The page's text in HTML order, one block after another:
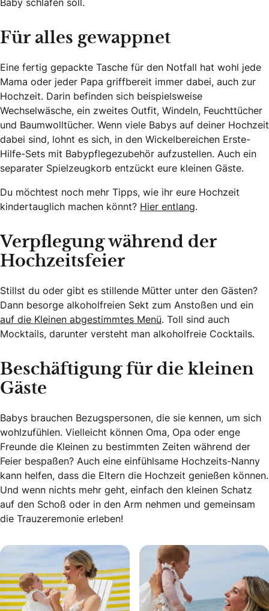
Für alles gewappnet
Eine fertig gepackte Tasche für den Notfall hat wohl jede
Mama oder jeder Papa griffbereit immer dabei, auch zur
Hochzeit. Darin befinden sich beispielsweise
Wechselwäsche, ein zweites Outfit, Windeln, Feuchttücher
und Baumwolltücher. Wenn viele Babys auf deiner Hochzeit
dabei sind, lohnt es sich, in den Wickelbereichen Erste-
Hilfe-Sets mit Babypflegezubehör aufzustellen. Auch ein
separater Spielzeugkorb entzückt eure kleinen Gäste.
Du möchtest noch mehr Tipps, wie ihr eure Hochzeit
kindertauglich machen könnt? Hier entlang.
Verpflegung während der
Hochzeitsfeier
Stillst du oder gibt es stillende Mütter unter den Gästen?
Dann besorge alkoholfreien Sekt zum Anstoßen und ein
auf die Kleinen abgestimmtes Menü. Toll sind auch
Mocktails, darunter versteht man alkoholfreie Cocktails.
Beschäftigung für die kleinen
Gäste
Babys brauchen Bezugspersonen, die sie kennen, um sich
wohlzufühlen. Vielleicht können Oma, Opa oder enge
Freunde die Kleinen zu bestimmten Zeiten während der
Feier bespaßen? Auch eine einfühlsame Hochzeits-Nanny
kann helfen, dass die Eltern die Hochzeit genießen können.
Und wenn nichts mehr geht, einfach den kleinen Schatz
auf den Schoß oder in den Arm nehmen und gemeinsam
die Trauzeremonie erleben!